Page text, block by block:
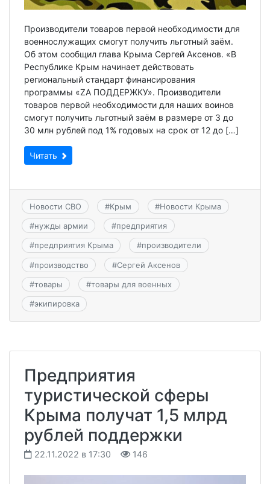
Производители товаров первой необходимости для
военнослужащих смогут получить льготный заём.
Об этом сообщил глава Крыма Сергей Аксенов. «В
Республике Крым начинает действовать
региональный стандарт финансирования
программы «ZА ПОДДЕРЖКУ». Производители
товаров первой необходимости для наших воинов
смогут получить льготный заём в размере от 3 до
30 млн рублей под 1% годовых на срок от 12 до […]
Читать
Новости СВО #Крым #Новости Крыма
#нужды армии #предприятия
#предприятия Крыма #производители
#производство #Сергей Аксенов
#товары #товары для военных
#экипировка
Предприятия
туристической сферы
Крыма получат 1,5 млрд
рублей поддержки
22.11.2022 в 17:30 146